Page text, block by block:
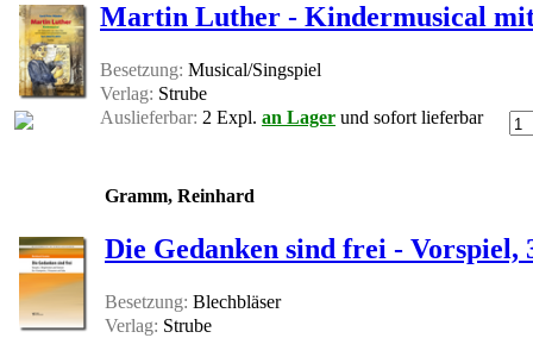
Martin Luther - Kindermusical
Besetzung: Musical/Singspiel
Verlag: Strube
Auslieferbar: 2 Expl. an Lager und sofort lieferbar
Gramm, Reinhard
Die Gedanken sind frei - Vorspiel,
Besetzung: Blechbläser
Verlag: Strube